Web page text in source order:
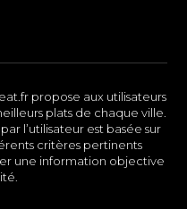
propose aux utilisateurs
plats de chaque ville.
l’utilisateur est basée sur
critères pertinents
une information objective